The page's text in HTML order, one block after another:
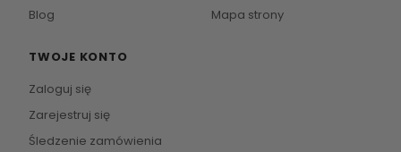
Blog
Mapa strony
TWOJE KONTO
Zaloguj się
Zarejestruj się
Śledzenie zamówienia